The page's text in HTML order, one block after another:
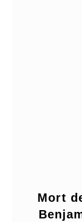
Mort